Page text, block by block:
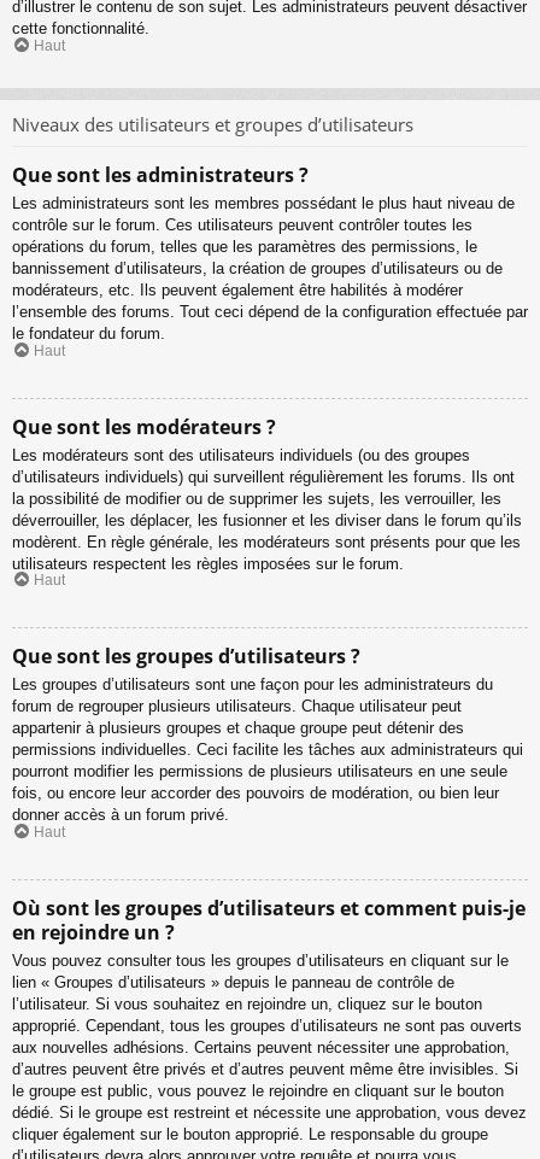
d’illustrer le contenu de son sujet. Les administrateurs peuvent désactiver
cette fonctionnalité.
Haut
Niveaux des utilisateurs et groupes d’utilisateurs
Que sont les administrateurs ?
Les administrateurs sont les membres possédant le plus haut niveau de
contrôle sur le forum. Ces utilisateurs peuvent contrôler toutes les
opérations du forum, telles que les paramètres des permissions, le
bannissement d’utilisateurs, la création de groupes d’utilisateurs ou de
modérateurs, etc. Ils peuvent également être habilités à modérer
l’ensemble des forums. Tout ceci dépend de la configuration effectuée par
le fondateur du forum.
Haut
Que sont les modérateurs ?
Les modérateurs sont des utilisateurs individuels (ou des groupes
d’utilisateurs individuels) qui surveillent régulièrement les forums. Ils ont
la possibilité de modifier ou de supprimer les sujets, les verrouiller, les
déverrouiller, les déplacer, les fusionner et les diviser dans le forum qu’ils
modèrent. En règle générale, les modérateurs sont présents pour que les
utilisateurs respectent les règles imposées sur le forum.
Haut
Que sont les groupes d’utilisateurs ?
Les groupes d’utilisateurs sont une façon pour les administrateurs du
forum de regrouper plusieurs utilisateurs. Chaque utilisateur peut
appartenir à plusieurs groupes et chaque groupe peut détenir des
permissions individuelles. Ceci facilite les tâches aux administrateurs qui
pourront modifier les permissions de plusieurs utilisateurs en une seule
fois, ou encore leur accorder des pouvoirs de modération, ou bien leur
donner accès à un forum privé.
Haut
Où sont les groupes d’utilisateurs et comment puis-je
en rejoindre un ?
Vous pouvez consulter tous les groupes d’utilisateurs en cliquant sur le
lien « Groupes d’utilisateurs » depuis le panneau de contrôle de
l’utilisateur. Si vous souhaitez en rejoindre un, cliquez sur le bouton
approprié. Cependant, tous les groupes d’utilisateurs ne sont pas ouverts
aux nouvelles adhésions. Certains peuvent nécessiter une approbation,
d’autres peuvent être privés et d’autres peuvent même être invisibles. Si
le groupe est public, vous pouvez le rejoindre en cliquant sur le bouton
dédié. Si le groupe est restreint et nécessite une approbation, vous devez
cliquer également sur le bouton approprié. Le responsable du groupe